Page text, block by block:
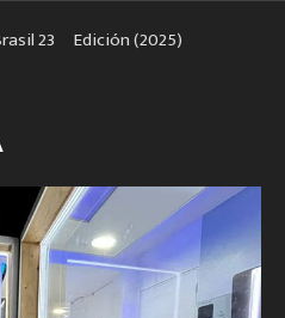
23º Edición (2025)